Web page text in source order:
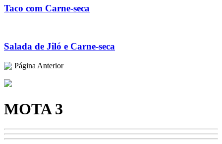
Taco com Carne-seca
Salada de Jiló e Carne-seca
Página Anterior
MOTA 3